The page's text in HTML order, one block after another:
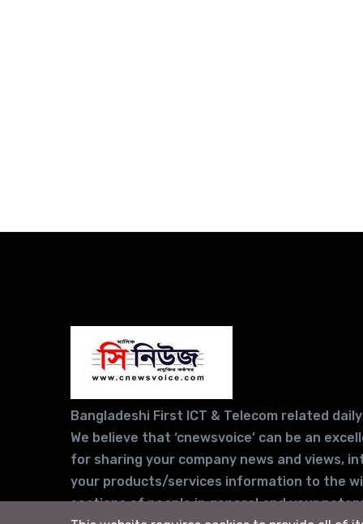
Bangladeshi First ICT & Telecom related
We believe that ‘cnewsvoice’ can be an
for sharing your company news and views,
your products/services information to the
sections of people in general and your